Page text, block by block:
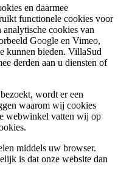
en daarmee
functionele cookies voor
cookies van
Google en Vimeo,
kunnen bieden. VillaSud
derden aan u diensten of
wordt er een
waarom wij cookies
webwinkel vatten wij op
middels uw browser.
is dat onze website dan